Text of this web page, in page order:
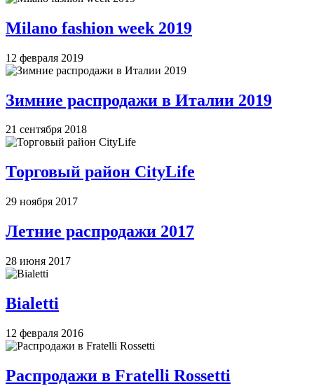
Milano fashion week 2019
12 февраля 2019
Зимние распродажи в Италии 2019
21 сентября 2018
Торговый район CityLife
29 ноября 2017
Летние распродажи 2017
28 июня 2017
Bialetti
12 февраля 2016
Распродажи в Fratelli Rossetti